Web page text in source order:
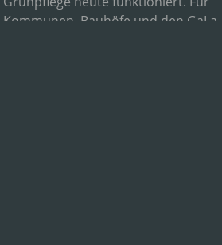
Kommunen, Bauhöfe und den